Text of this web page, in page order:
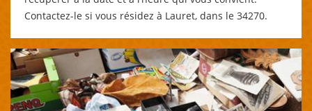
Contactez-le si vous résidez à Lauret, dans le 34270.